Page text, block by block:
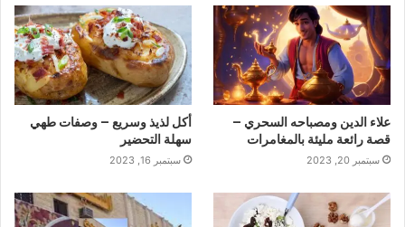
علاء الدين ومصباحه السحري –
قصة رائعة مليئة بالمغامرات
سبتمبر 20, 2023
أكل لذيذ وسريع – وصفات طهي
سهلة التحضير
سبتمبر 16, 2023